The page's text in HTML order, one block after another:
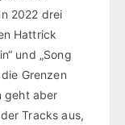
2022 drei
Hattrick
und „Song
Grenzen
geht aber
Tracks aus,